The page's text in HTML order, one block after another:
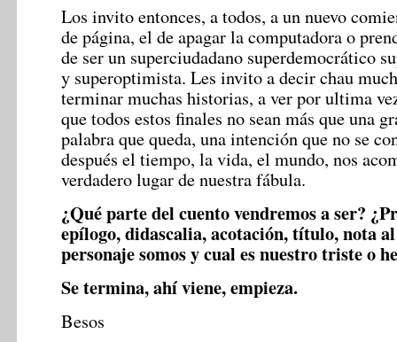
Los invito entonces, a todos, a un nuevo
de página, el de apagar la computadora o
de ser un superciudadano superdemocrático
y superoptimista. Les invito a decir chau
terminar muchas historias, a ver por ultima
que todos estos finales no sean más que una
palabra que queda, una intención que no se
después el tiempo, la vida, el mundo, nos
verdadero lugar de nuestra fábula.
¿Qué parte del cuento vendremos a ser?
epílogo, didascalia, acotación, título, nota
personaje somos y cual es nuestro triste o
Se termina, ahí viene, empieza.
Besos